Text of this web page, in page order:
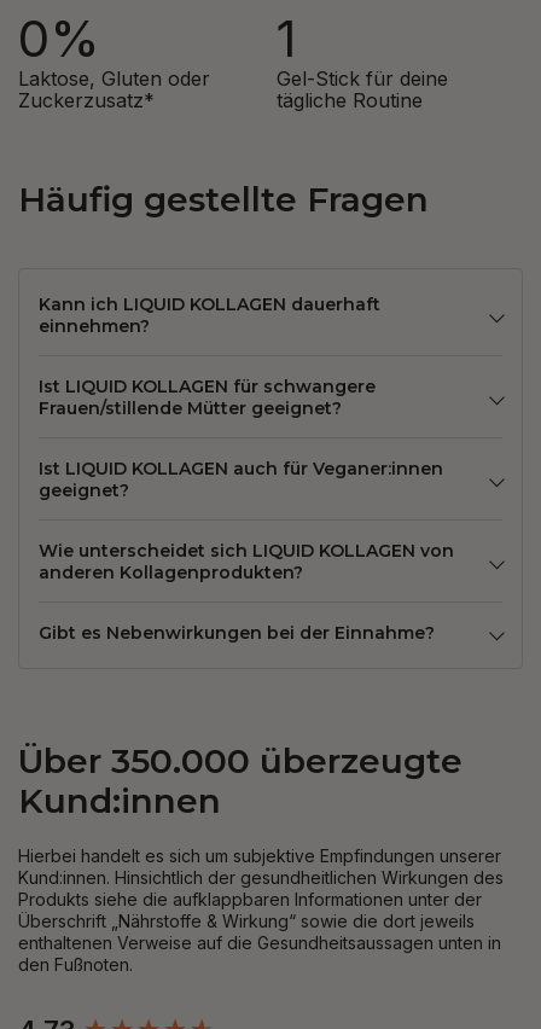
0%
Laktose, Gluten oder
Zuckerzusatz*
1
Gel-Stick für deine
tägliche Routine
Häufig gestellte Fragen
Kann ich LIQUID KOLLAGEN dauerhaft
einnehmen?
Ist LIQUID KOLLAGEN für schwangere
Frauen/stillende Mütter geeignet?
Ist LIQUID KOLLAGEN auch für Veganer:innen
geeignet?
Wie unterscheidet sich LIQUID KOLLAGEN von
anderen Kollagenprodukten?
Gibt es Nebenwirkungen bei der Einnahme?
Über 350.000 überzeugte
Kund:innen
Hierbei handelt es sich um subjektive Empfindungen unserer
Kund:innen. Hinsichtlich der gesundheitlichen Wirkungen des
Produkts siehe die aufklappbaren Informationen unter der
Überschrift „Nährstoffe & Wirkung“ sowie die dort jeweils
enthaltenen Verweise auf die Gesundheitsaussagen unten in
den Fußnoten.
New content loaded